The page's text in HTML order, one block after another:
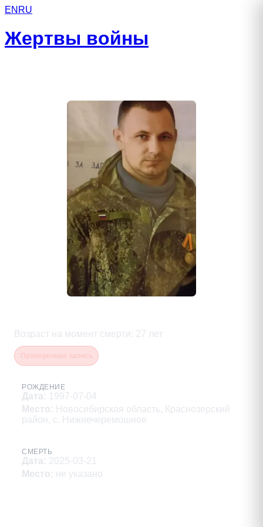
EN RU
Жертвы войны
Возраст на момент смерти : 27 лет
РОЖДЕНИЕ
Дата: 1997-07-04
Место: Новосибирская область, Краснозерский
район, с. Нижнечеремошное
СМЕРТЬ
Дата: 2025-03-21
Место: не указано